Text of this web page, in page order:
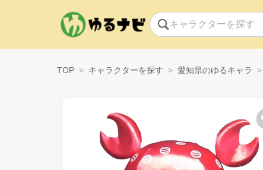
TOP キャラクターを探す 愛知県のゆるキャラ